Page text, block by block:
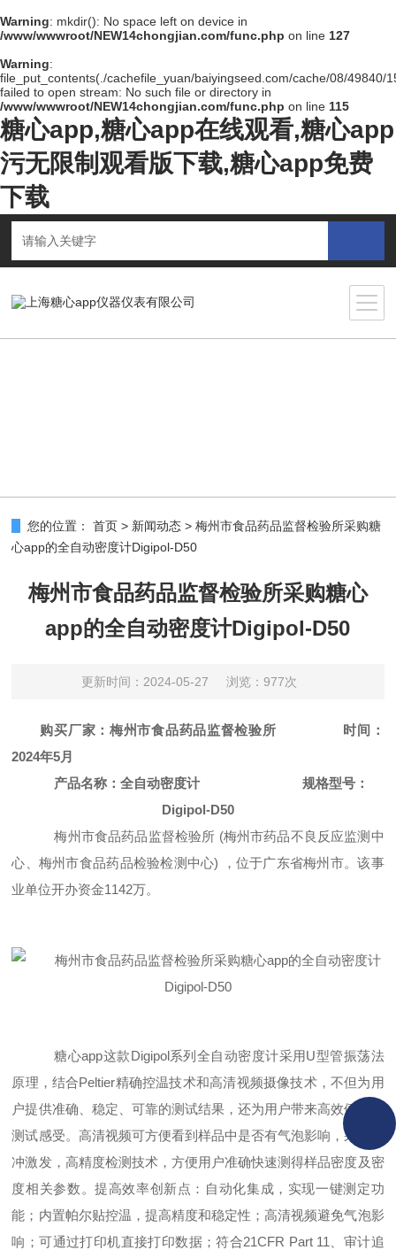
Warning: mkdir(): No space left on device in
/www/wwwroot/NEW14chongjian.com/func.php on line 127
Warning:
file_put_contents(./cachefile_yuan/baiyingseed.com/cache/08/49840/
failed to open stream: No such file or directory in
/www/wwwroot/NEW14chongjian.com/func.php on line 115
糖心app,糖心app在线观看,糖心app
污无限制观看版下载,糖心app免费
下载
您的位置： 首页 > 新闻动态 >梅州市食品药品监督检验所采购糖
心app的全自动密度计Digipol-D50
梅州市食品药品监督检验所采购糖心
app的全自动密度计Digipol-D50
更新时间：2024-05-27 浏览：977次
购买厂家：梅州市食品药品监督检验所
时间：
2024年5月
产品名称：全自动密度计
规格型号：
Digipol-D50
梅州市食品药品监督检验所 (梅州市药品不良反应监测中
心、梅州市食品药品检验检测中心) ，位于广东省梅州市。该事
业单位开办资金1142万。
糖心app这款Digipol系列全自动密度计采用U型管振荡法
原理，结合Peltier精确控温技术和高清视频摄像技术，不但为用
户提供准确、稳定、可靠的测试结果，还为用户带来高效便捷的
测试感受。高清视频可方便看到样品中是否有气泡影响，采用脉
冲激发，高精度检测技术，方便用户准确快速测得样品密度及密
度相关参数。提高效率创新点：自动化集成，实现一键测定功
能；内置帕尔贴控温，提高精度和稳定性；高清视频避免气泡影
响；可通过打印机直接打印数据；符合21CFR Part 11、审计追